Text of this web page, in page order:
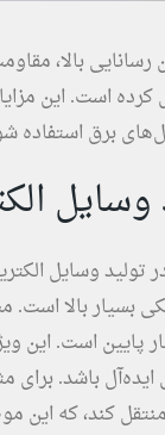
بالا،
کرده است. این
برق استفاده
وسایل
بسیار بالا است.
پایین است.
ایده‌آل باشد.
منتقل کند، که